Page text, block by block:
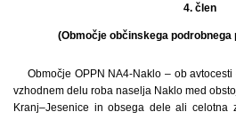
4. člen
(Območje občinskega
Območje OPPN NA4-Naklo – ob
vzhodnem delu roba naselja Naklo med
Kranj–Jesenice in obsega dele ali celotna